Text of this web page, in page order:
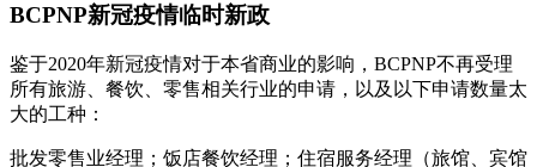
BCPNP新冠疫情临时新政
鉴于2020年新冠疫情对于本省商业的影响，BCPNP不再受理
所有旅游、餐饮、零售相关行业的申请，以及以下申请数量太
大的工种：
批发零售业经理； 饭店餐饮经理； 住宿服务经理（旅馆、宾馆